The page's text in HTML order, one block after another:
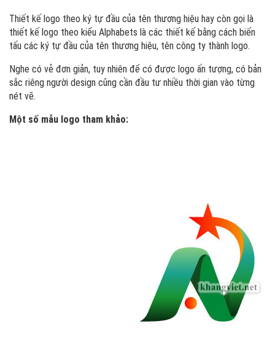
Thiết kế logo theo ký tự đầu của tên thương hiệu hay còn gọi là
thiết kế logo theo kiểu Alphabets là các thiết kế bằng cách biến
tấu các ký tự đầu của tên thương hiệu, tên công ty thành logo.
Nghe có vẻ đơn giản, tuy nhiên để có được logo ấn tượng, có bản
sắc riêng người design cũng cần đầu tư nhiều thời gian vào từng
nét vẽ.
Một số mẫu logo tham khảo: